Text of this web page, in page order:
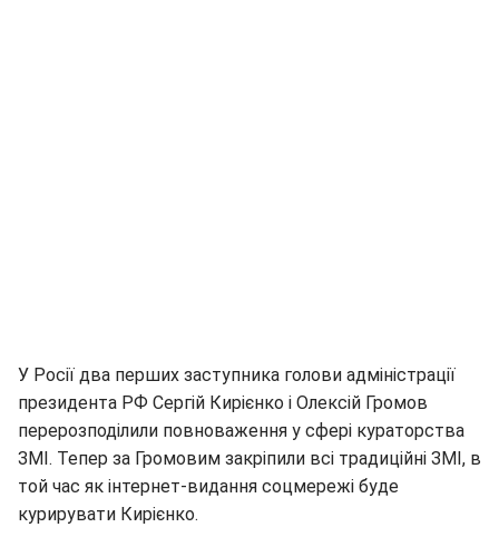
У Росії два перших заступника голови адміністрації
президента РФ Сергій Кирієнко і Олексій Громов
перерозподілили повноваження у сфері кураторства
ЗМІ. Тепер за Громовим закріпили всі традиційні ЗМІ, в
той час як інтернет-видання соцмережі буде
курирувати Кирієнко.